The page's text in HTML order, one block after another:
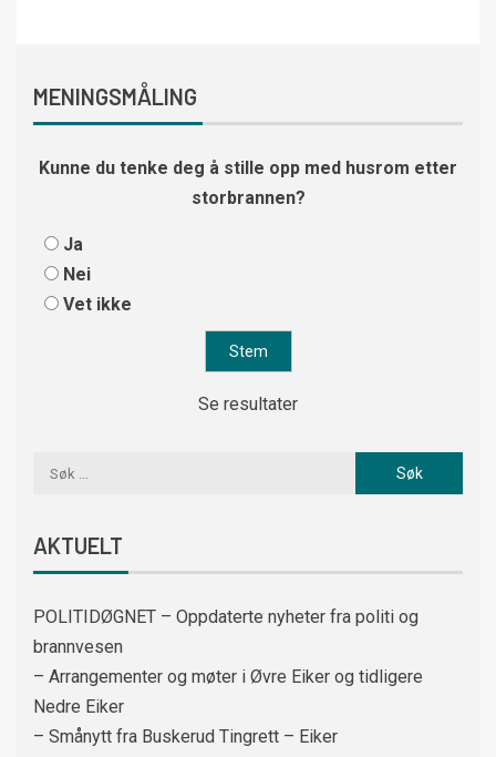
MENINGSMÅLING
Kunne du tenke deg å stille opp med husrom etter
storbrannen?
Ja
Nei
Vet ikke
Se resultater
AKTUELT
POLITIDØGNET – Oppdaterte nyheter fra politi og
brannvesen
– Arrangementer og møter i Øvre Eiker og tidligere
Nedre Eiker
– Smånytt fra Buskerud Tingrett – Eiker